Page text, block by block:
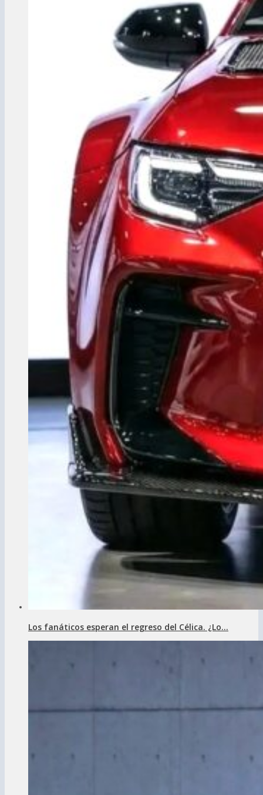
Los fanáticos esperan el regreso del Célica. ¿Lo...